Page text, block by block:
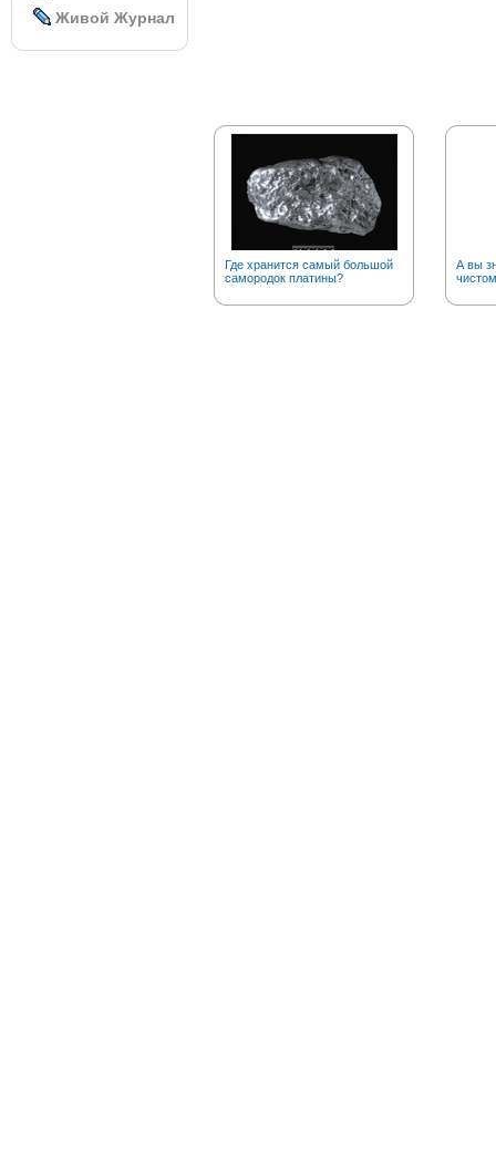
Живой Журнал
Где хранится самый большой
самородок платины?
А вы